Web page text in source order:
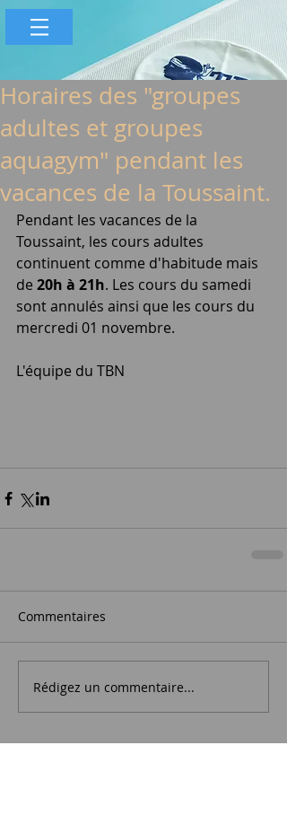
Horaires des "groupes
adultes et groupes
aquagym" pendant les
vacances de la Toussaint.
Pendant les vacances de la
Toussaint, les cours adultes
continuent comme d'habitude mais
de 20h à 21h. Les cours du samedi
sont annulés ainsi que les cours du
mercredi 01 novembre.
L'équipe du TBN
Commentaires
Rédigez un commentaire...